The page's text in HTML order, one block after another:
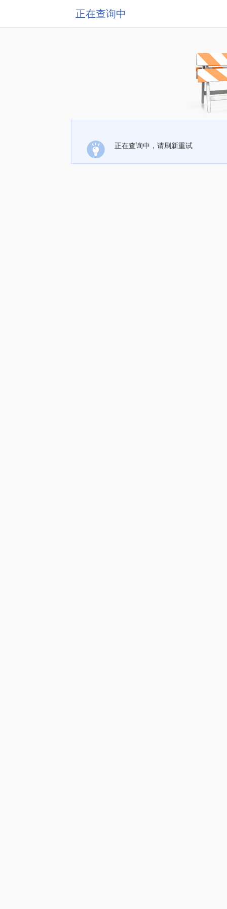
正在查询中
正在查询中，请刷新重试